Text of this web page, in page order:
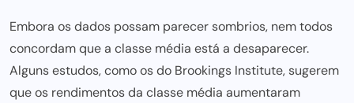
Embora os dados possam parecer sombrios, nem todos
concordam que a classe média está a desaparecer.
Alguns estudos, como os do Brookings Institute, sugerem
que os rendimentos da classe média aumentaram